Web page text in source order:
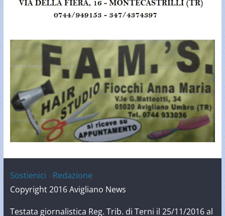
Sostienici
Redazione
Copyright 2016 Avigliano News
Testata giornalistica Reg. Trib. di Terni il 25/11/2016 al